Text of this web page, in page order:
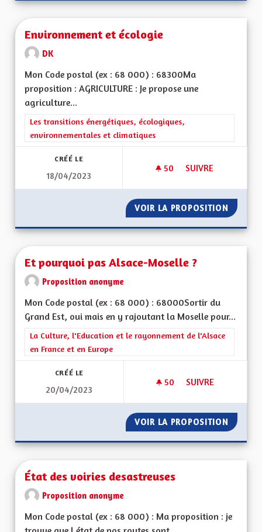
Environnement et écologie
DK
Mon Code postal (ex : 68 000) : 68300Ma
proposition : AGRICULTURE : Je propose une
agriculture...
Filtrer les résultats de la catégorie : Les transitions
Les transitions énergétiques, écologiques,
environnementales et climatiques
CRÉÉ LE
18/04/2023
50 50 ABONNÉS
SUIVRE
VOIR LA PROPOSITION
Et pourquoi pas Alsace-Moselle ?
Proposition anonyme
Mon Code postal (ex : 68 000) : 68000Sortir du
Grand Est, oui mais en y rajoutant la Moselle pour...
Filtrer les résultats de la catégorie : La Culture, l'Education et
La Culture, l'Education et le rayonnement de l'Alsace
en France et en Europe
CRÉÉ LE
20/04/2023
50 50 ABONNÉS
SUIVRE
VOIR LA PROPOSITION ET
État des voiries desastreuses
Proposition anonyme
Mon Code postal (ex : 68 000) : Ma proposition : je